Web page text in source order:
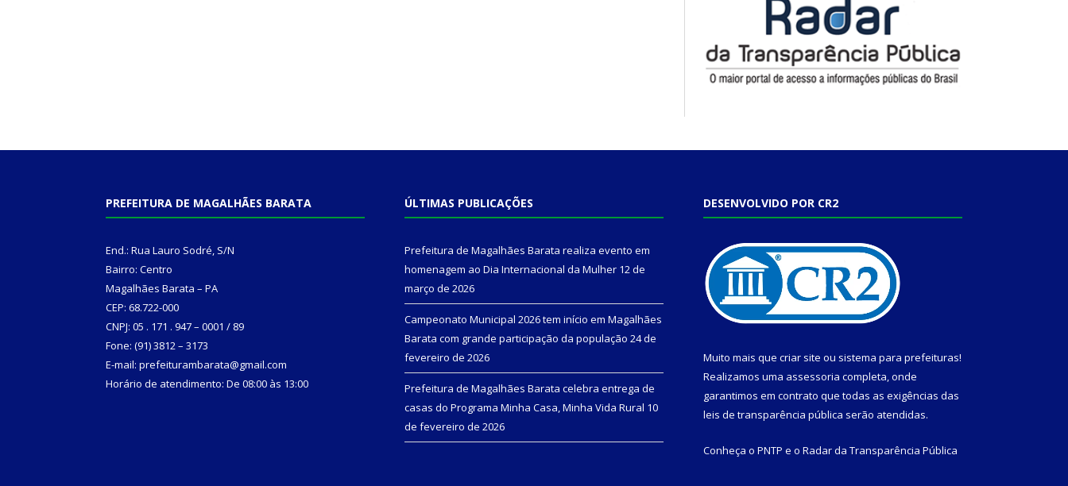
PREFEITURA DE MAGALHÃES BARATA
End.: Rua Lauro Sodré, S/N
Bairro: Centro
Magalhães Barata – PA
CEP: 68.722-000
CNPJ: 05 . 171 . 947 – 0001 / 89
Fone: (91) 3812 – 3173
E-mail: prefeiturambarata@gmail.com
Horário de atendimento: De 08:00 às 13:00
ÚLTIMAS PUBLICAÇÕES
Prefeitura de Magalhães Barata realiza evento em
homenagem ao Dia Internacional da Mulher 12 de
março de 2026
Campeonato Municipal 2026 tem início em Magalhães
Barata com grande participação da população 24 de
fevereiro de 2026
Prefeitura de Magalhães Barata celebra entrega de
casas do Programa Minha Casa, Minha Vida Rural 10
de fevereiro de 2026
DESENVOLVIDO POR CR2
Muito mais que criar site ou sistema para prefeituras!
Realizamos uma assessoria completa, onde
garantimos em contrato que todas as exigências das
leis de transparência pública serão atendidas.
Conheça o PNTP e o Radar da Transparência Pública